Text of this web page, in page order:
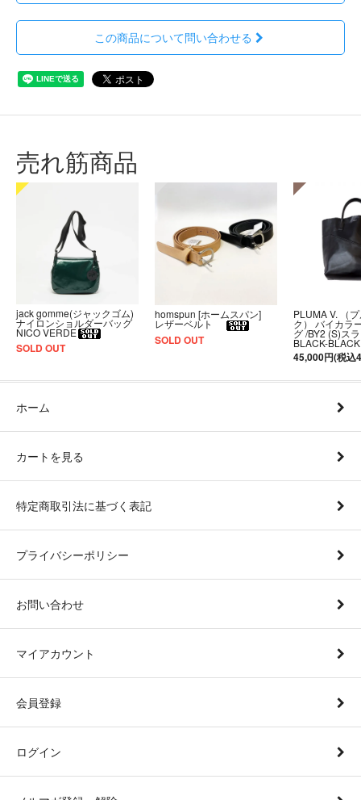
この商品について問い合わせる
売れ筋商品
jack gomme(ジャックゴム)
ナイロンショルダーバッグ
NICO VERDE
SOLD OUT
homspun [ホームスパン]
レザーベルト
SOLD OUT
PLUMA V. （
ク） バイカラ
グ /BY2 (S)ス
BLACK-BLACK
45,000円(税込
ホーム
カートを見る
特定商取引法に基づく表記
プライバシーポリシー
お問い合わせ
マイアカウント
会員登録
ログイン